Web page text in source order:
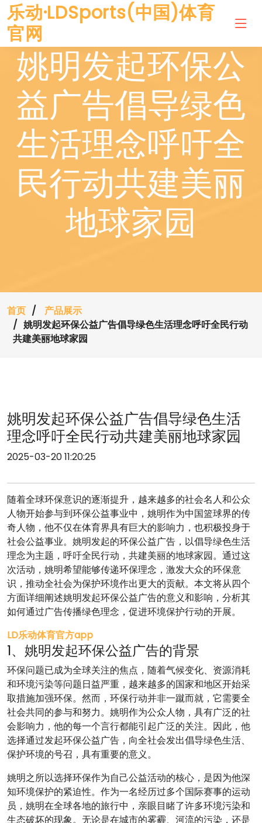
乐动·LDSports(中国)体育
官网
姚明发起环保公
益广告倡导绿色
生活理念呼吁全
民行动共建美丽
地球家园
首页
产品展示
姚明发起环保公益广告倡导绿色生活理念呼吁全民行动
共建美丽地球家园
姚明发起环保公益广告倡导绿色生活
理念呼吁全民行动共建美丽地球家园
2025-03-20 11:20:25
随着全球环保意识的逐渐提升，越来越多的社会名人和公众
人物开始参与到环保公益事业中，姚明作为中国篮球界的传
奇人物，他不仅在体育界具有巨大的影响力，也积极投身于
社会公益事业。姚明发起的环保公益广告，以倡导绿色生活
理念为主题，呼吁全民行动，共建美丽的地球家园。通过这
次活动，姚明希望能够传递环保理念，激发大众的环保意
识，推动全社会为保护环境作出更大的贡献。本文将从四个
方面详细阐述姚明发起环保公益广告的意义和影响，分析其
如何通过广告传播绿色理念，促进环境保护行动的开展。
LD乐动体育官方app
1、姚明发起环保公益广告的背景
环保问题已成为全球关注的焦点，随着气候变化、资源消耗
和环境污染等问题日益严重，越来越多的国家和地区开始采
取措施加强环保。然而，环保行动并非一蹴而就，它需要全
社会共同的参与和努力。姚明作为公众人物，具有广泛的社
会影响力，他的每一个言行都能引起广泛的关注。因此，他
选择通过发起环保公益广告，向全社会发出倡导绿色生活、
保护环境的号召，具有重要的意义。
姚明之所以选择环保作为自己公益活动的核心，是因为他深
知环境保护的紧迫性。作为一名经历过多个国际赛事的运动
员，姚明在全球各地的旅行中，亲眼目睹了许多环境污染和
生态破坏的现象。无论是在城市的雾霾、河流的污染，还是